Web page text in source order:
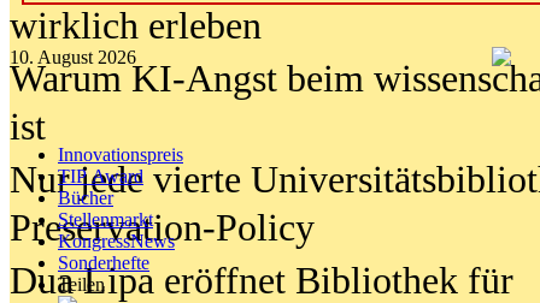
10. August 2026
Innovationspreis
TIP Award
Bücher
Stellenmarkt
KongressNews
Sonderhefte
Teilen
wirklich erleben
Warum KI-Angst beim
ist
Nur jede vierte
Preservation-Policy
Dua Lipa eröffnet Bibliothek für